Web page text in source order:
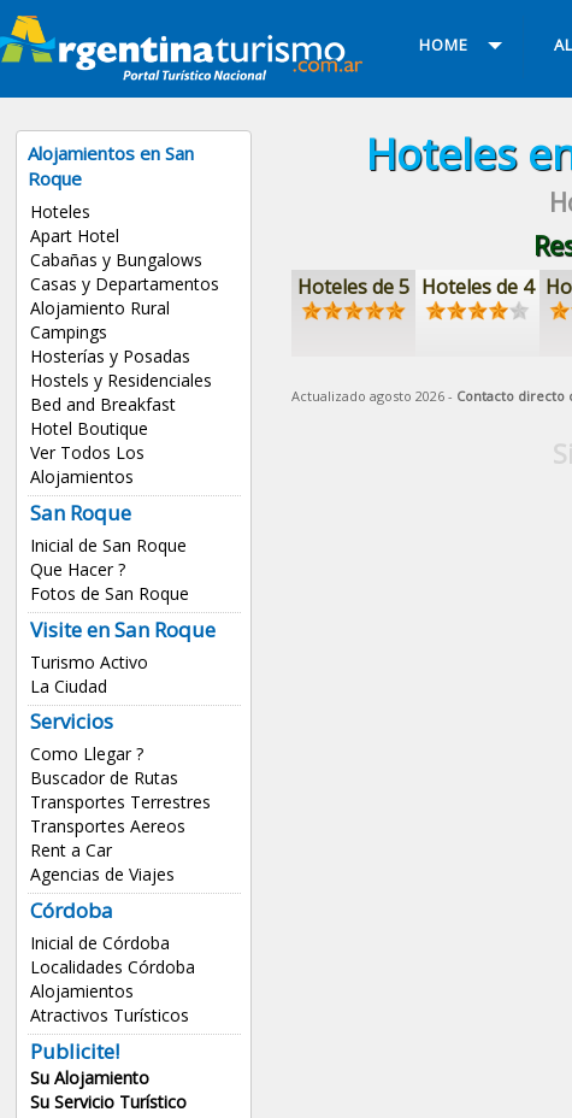
HOME
Alojamientos en San
Roque
Hoteles
Apart Hotel
Cabañas y Bungalows
Casas y Departamentos
Alojamiento Rural
Campings
Hosterías y Posadas
Hostels y Residenciales
Bed and Breakfast
Hotel Boutique
Ver Todos Los
Alojamientos
San Roque
Inicial de San Roque
Que Hacer ?
Fotos de San Roque
Visite en San Roque
Turismo Activo
La Ciudad
Servicios
Como Llegar ?
Buscador de Rutas
Transportes Terrestres
Transportes Aereos
Rent a Car
Agencias de Viajes
Córdoba
Inicial de Córdoba
Localidades Córdoba
Alojamientos
Atractivos Turísticos
Publicite!
Su Alojamiento
Su Servicio Turístico
Hoteles
Hoteles de 5 Hoteles de 4
Actualizado agosto 2026 - Contacto directo